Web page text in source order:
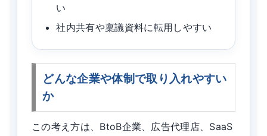
い
社内共有や稟議資料に転用しやすい
どんな企業や体制で取り入れやすい
か
この考え方は、BtoB企業、広告代理店、SaaS